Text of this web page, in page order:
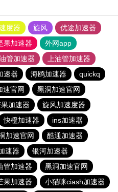
度器 旋风
优途加速器
果加速器
外网app
管加速器
上油管加速器
速器 海鸥加速器
quickq
速官网
黑洞加速官网
加速器
旋风加速度器
快橙加速器
ins加速器
加速官网
酷通加速器
速器
银河加速器
管加速器
黑洞加速官网
果加速器 小猫咪ciash加速器